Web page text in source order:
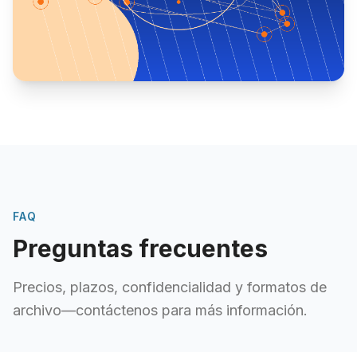
FAQ
Preguntas frecuentes
Precios, plazos, confidencialidad y formatos de
archivo—contáctenos para más información.